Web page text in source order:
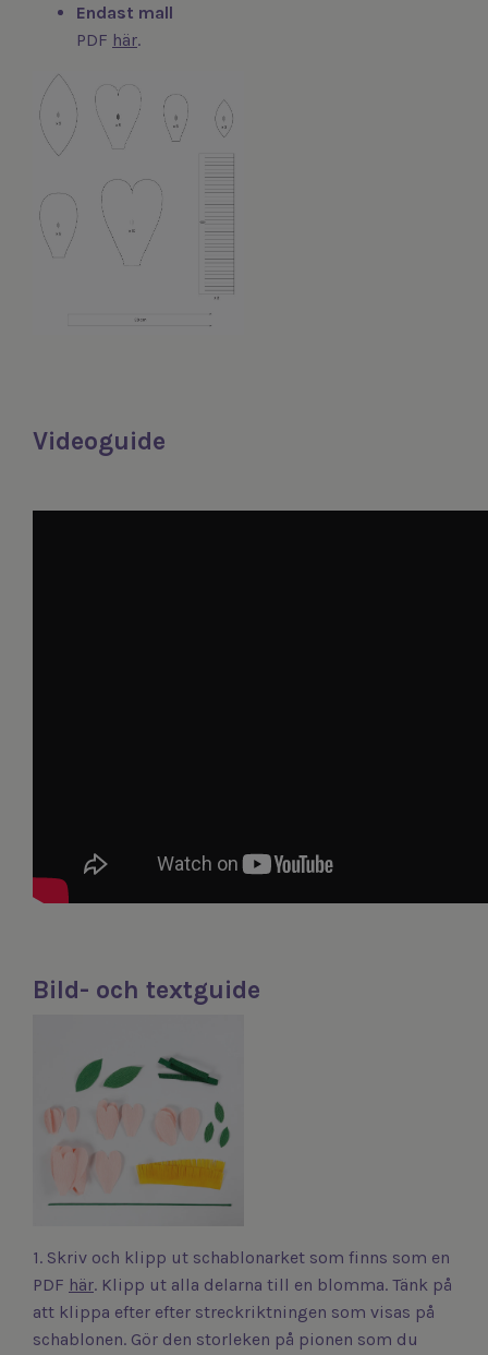
Endast mall
PDF här.
Videoguide
Bild- och textguide
1. Skriv och klipp ut schablonarket som finns som en
PDF här. Klipp ut alla delarna till en blomma. Tänk på
att klippa efter efter streckriktningen som visas på
schablonen. Gör den storleken på pionen som du